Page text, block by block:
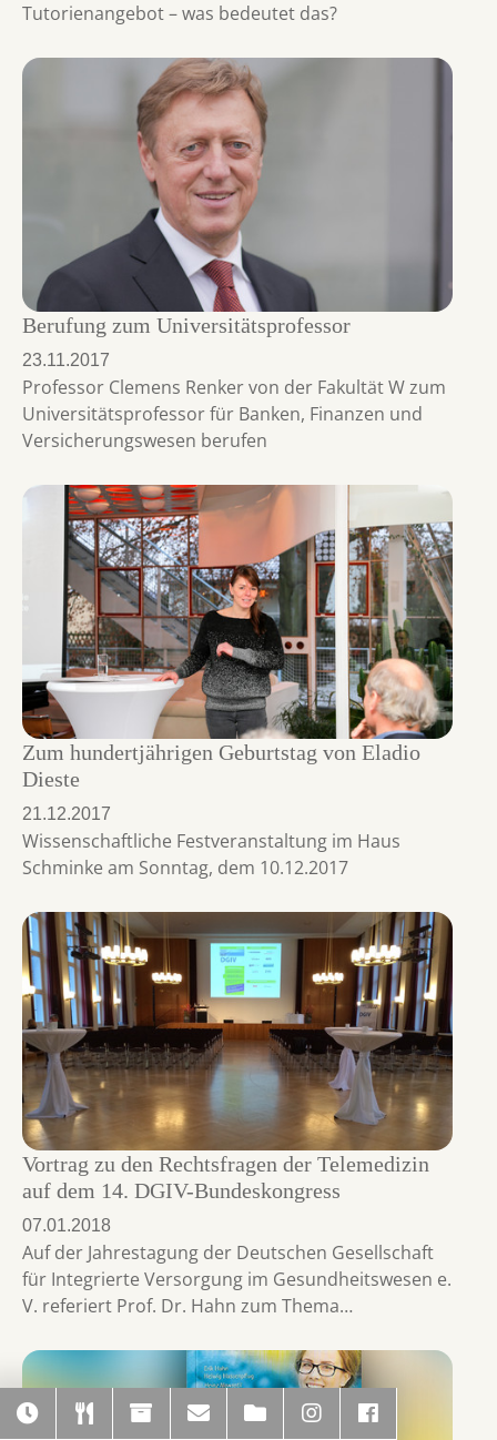
Tutorienangebot – was bedeutet das?
Berufung zum Universitätsprofessor
23.11.2017
Professor Clemens Renker von der Fakultät W zum
Universitätsprofessor für Banken, Finanzen und
Versicherungswesen berufen
Zum hundertjährigen Geburtstag von Eladio
Dieste
21.12.2017
Wissenschaftliche Festveranstaltung im Haus
Schminke am Sonntag, dem 10.12.2017
Vortrag zu den Rechtsfragen der Telemedizin
auf dem 14. DGIV-Bundeskongress
07.01.2018
Auf der Jahrestagung der Deutschen Gesellschaft
für Integrierte Versorgung im Gesundheitswesen e.
V. referiert Prof. Dr. Hahn zum Thema…